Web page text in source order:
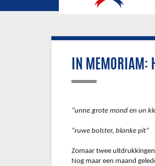
IN MEMORIAM:
“unne grote mond en un
“ruwe bolster, blanke pit”
Zomaar twee
Nog maar een maand